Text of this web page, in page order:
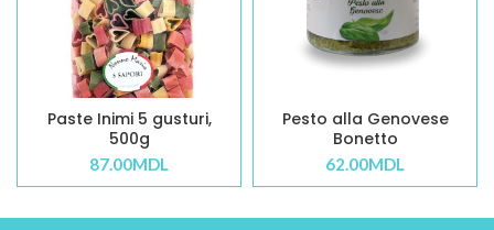
Paste Inimi 5 gusturi,
500g
87.00MDL
Pesto alla Genovese
Bonetto
62.00MDL